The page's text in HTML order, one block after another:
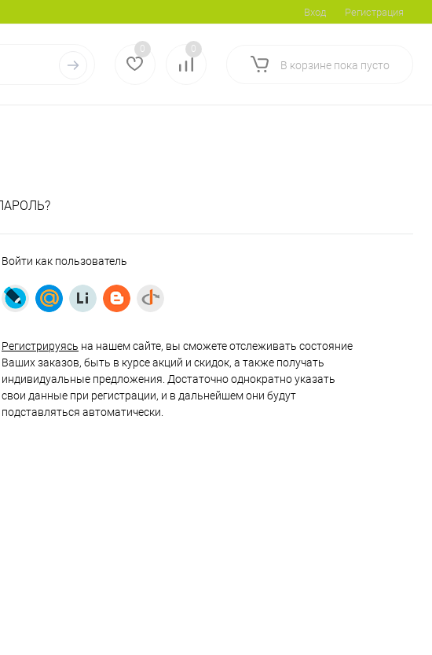
Вход Регистрация
0 0
В корзине пока пусто
Войти как пользователь
Регистрируясь на нашем сайте, вы сможете отслеживать состояние
Ваших заказов, быть в курсе акций и скидок, а также получать
индивидуальные предложения. Достаточно однократно указать
свои данные при регистрации, и в дальнейшем они будут
подставляться автоматически.